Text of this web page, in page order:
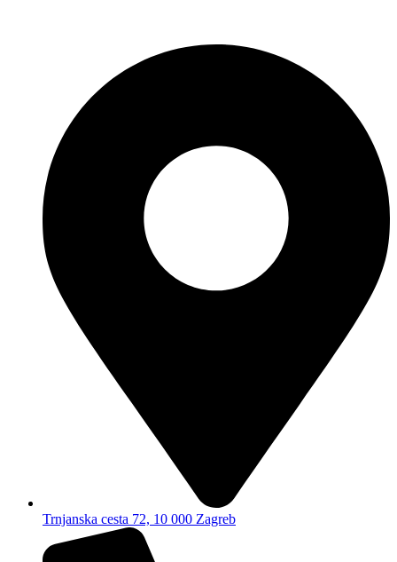
Trnjanska cesta 72, 10 000 Zagreb